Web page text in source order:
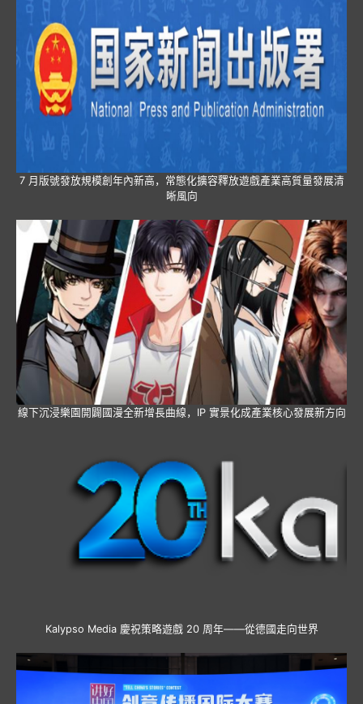
7 月版號發放規模創年內新高，常態化擴容釋放遊戲產業高質量發展清
晰風向
線下沉浸樂園開闢國漫全新增長曲線，IP 實景化成產業核心發展新方向
Kalypso Media 慶祝策略遊戲 20 周年——從德國走向世界